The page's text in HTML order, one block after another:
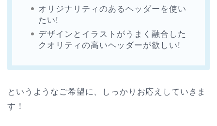
オリジナリティのあるヘッダーを使い
たい!
デザインとイラストがうまく融合した
クオリティの高いヘッダーが欲しい!
というようなご希望に、しっかりお応えしていきま
す！